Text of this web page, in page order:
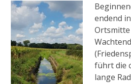
Pumpstation Grefrath
Hochwassermanagement
PROJEKTE & AKTIONEN
endend
führt die
lange